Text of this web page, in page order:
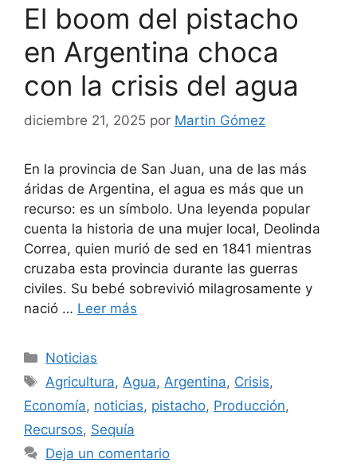
El boom del pistacho
en Argentina choca
con la crisis del agua
diciembre 21, 2025 por Martin Gómez
En la provincia de San Juan, una de las más
áridas de Argentina, el agua es más que un
recurso: es un símbolo. Una leyenda popular
cuenta la historia de una mujer local, Deolinda
Correa, quien murió de sed en 1841 mientras
cruzaba esta provincia durante las guerras
civiles. Su bebé sobrevivió milagrosamente y
nació … Leer más
Categorías
Noticias
Etiquetas
Agricultura,Agua,Argentina, Crisis,
Economía, noticias, pistacho, Producción,
Recursos, Sequía
Deja un comentario